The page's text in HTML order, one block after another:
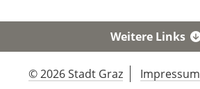
Weitere Links
© 2026 Stadt Graz Impressum